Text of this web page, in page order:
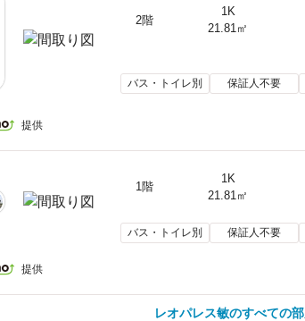
2階
1K
21.81㎡
バス・トイレ別 保証人不要
提供
1階
1K
21.81㎡
バス・トイレ別 保証人不要
提供
レオパレス敏のすべての